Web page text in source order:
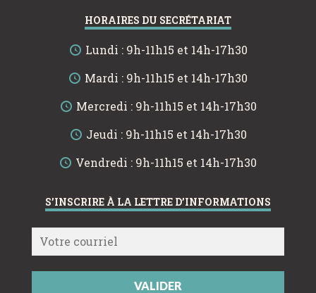
HORAIRES DU SECRÉTARIAT
Lundi : 9h-11h15 et 14h-17h30
Mardi : 9h-11h15 et 14h-17h30
Mercredi : 9h-11h15 et 14h-17h30
Jeudi : 9h-11h15 et 14h-17h30
Vendredi : 9h-11h15 et 14h-17h30
S’INSCRIRE À LA LETTRE D’INFORMATIONS
VALIDER